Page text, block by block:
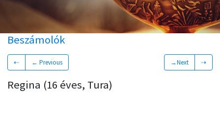
Beszámolók
⇠ ← Previous →Next ⇢
Regina (16 éves, Tura)